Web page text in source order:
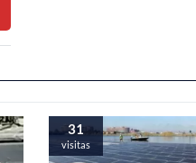
31
visitas